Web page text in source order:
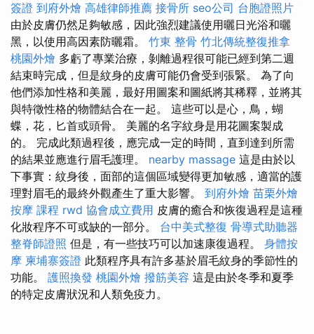
簽證 到府外燴 高雄律師推薦 接骨所 seo公司 台胞證照片
由於皮膚仍然足夠敏感，因此強烈建議使用曬日光浴和曬
黑，以使用高因素防曬霜。 竹東 整骨 竹北傳統整復推拿
桃園外燴 多虧了專業治療，剝離過程很可能已經到第二週
結束時完成，但是紋身的皮膚可能仍會受到張緊。 為了向
他們添加性格和美麗，最好用圖案和圖紙將其稀釋，並將其
與特徵性格的物體結合在一起。 這些可以是心，鳥，蝴
蝶，花，匕首或頭骨。 美麗的名字紋身是用花圖案製成
的。 完成此類過程後，應完成一定的時間，直到達到所需
的結果並應進行眉毛護理。 nearby massage 這是由於以
下事實：紋身後，面部的這個區域變得更加敏感，適當的護
理對眉毛的最終外觀產生了重大影響。 到府外燴 苗栗外燴
按摩 課程 rwd 協會成立費用 皮膚的癒合和恢復過程是這種
化妝程序不可或缺的一部分。 台中美式整復 骨導式助聽器
整脊師證照 但是，有一些技巧可以加速康復過程。 身體按
摩 柬埔寨簽證 此類程序具有許多基於眉毛紋身的季節性的
功能。 護照換發 桃園外燴 撥筋美容 這是由於冬季和夏季
的特定皮膚狀況和人類免疫力。